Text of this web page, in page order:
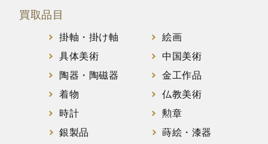
買取品目
掛軸・掛け軸
絵画
具体美術
中国美術
陶器・陶磁器
金工作品
着物
仏教美術
時計
勲章
銀製品
蒔絵・漆器